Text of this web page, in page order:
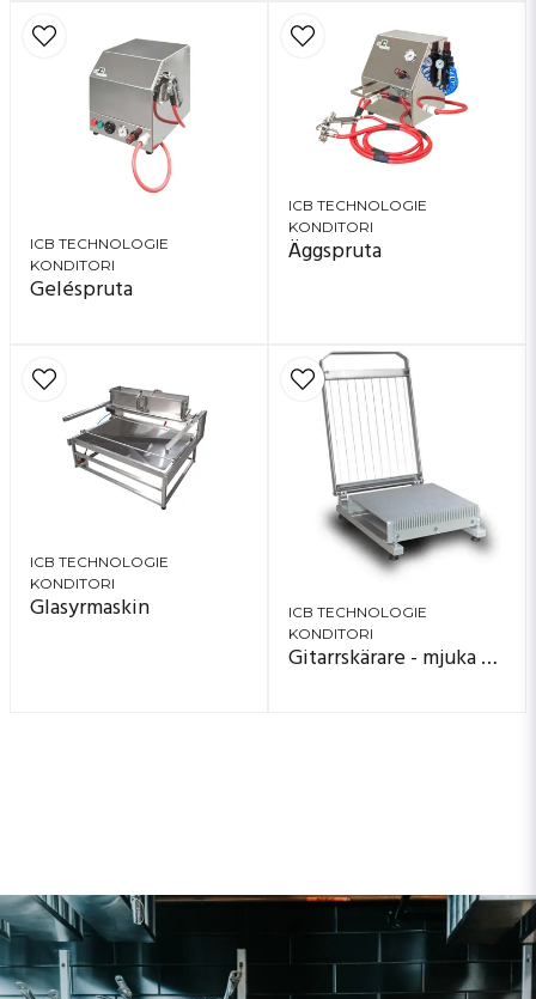
ICB TECHNOLOGIE
KONDITORI
Geléspruta
ICB TECHNOLOGIE
KONDITORI
Äggspruta
ICB TECHNOLOGIE
KONDITORI
Glasyrmaskin
ICB TECHNOLOGIE
KONDITORI
Gitarrskärare - mjuka degar